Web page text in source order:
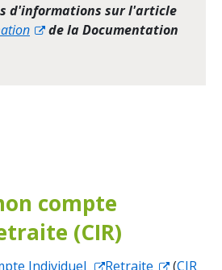
d'informations sur l'article
de la Documentation
compte
(CIR)
Individuel Retraite (CIR